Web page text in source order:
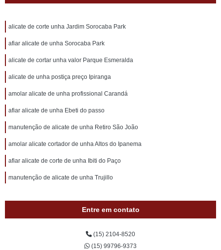
alicate de corte unha Jardim Sorocaba Park
afiar alicate de unha Sorocaba Park
alicate de cortar unha valor Parque Esmeralda
alicate de unha postiça preço Ipiranga
amolar alicate de unha profissional Carandá
afiar alicate de unha Ebeti do passo
manutenção de alicate de unha Retiro São João
amolar alicate cortador de unha Altos do Ipanema
afiar alicate de corte de unha Ibiti do Paço
manutenção de alicate de unha Trujillo
Entre em contato
(15) 2104-8520
(15) 99796-9373